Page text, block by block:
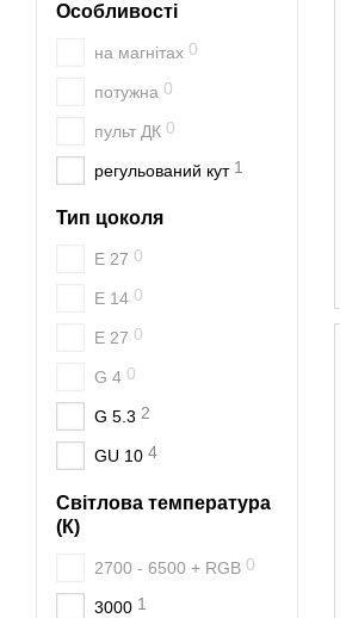
Особливості
на магнітах 0
потужна 0
пульт ДК 0
регульований кут 1
Тип цоколя
Е 27 0
E 14 0
E 27 0
G 4 0
G 5.3 2
GU 10 4
Світлова температура
(К)
2700 - 6500 + RGB 0
3000 1